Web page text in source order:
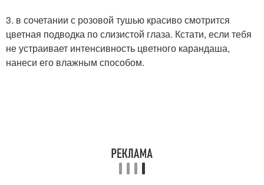
3. в сочетании с розовой тушью красиво смотрится
цветная подводка по слизистой глаза. Кстати, если тебя
не устраивает интенсивность цветного карандаша,
нанеси его влажным способом.